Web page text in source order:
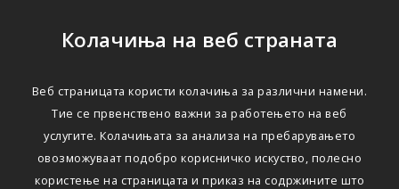
Колачиња на веб страната
Веб страницата користи колачиња за различни намени.
Тие се првенствено важни за работењето на веб
услугите. Колачињата за анализа на пребарувањето
овозможуваат подобро корисничко искуство, полесно
користење на страницата и приказ на содржините што